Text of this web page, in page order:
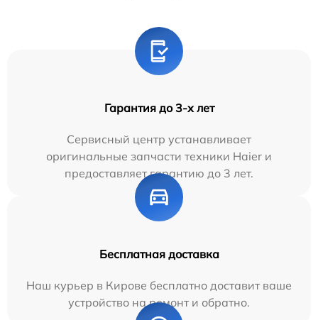
Гарантия до 3-х лет
Сервисный центр устанавливает
оригинальные запчасти техники Haier и
предоставляет гарантию до 3 лет.
Бесплатная доставка
Наш курьер в Кирове бесплатно доставит ваше
устройство на ремонт и обратно.